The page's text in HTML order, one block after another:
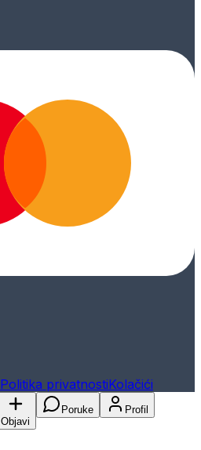
Politika privatnostiKolačići
Objavi
Poruke Profil